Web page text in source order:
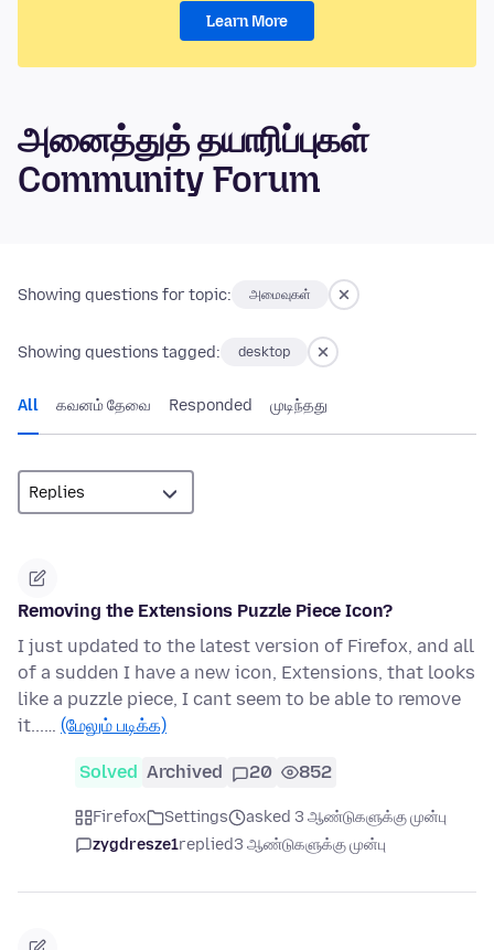
Learn More
அனைத்துத் தயாரிப்புகள்
Community Forum
Showing questions for topic: அமைவுகள்
Showing questions tagged: desktop
All கவனம் தேவை Responded முடிந்தது
Removing the Extensions Puzzle Piece Icon?
I just updated to the latest version of Firefox, and all
of a sudden I have a new icon, Extensions, that looks
like a puzzle piece, I cant seem to be able to remove
it...… (மேலும் படிக்க)
Solved Archived 20 852
Firefox Settings
asked 3 ஆண்டுகளுக்கு முன்பு
zygdresze1replied3 ஆண்டுகளுக்கு முன்பு